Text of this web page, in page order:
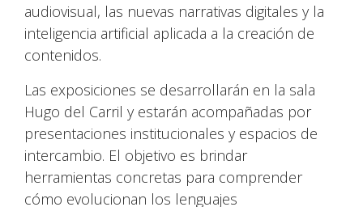
audiovisual, las nuevas narrativas digitales y la
inteligencia artificial aplicada a la creación de
contenidos.
Las exposiciones se desarrollarán en la sala
Hugo del Carril y estarán acompañadas por
presentaciones institucionales y espacios de
intercambio. El objetivo es brindar
herramientas concretas para comprender
cómo evolucionan los lenguajes